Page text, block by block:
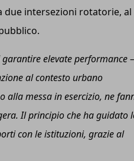
due intersezioni rotatorie, al
elevate performance–
al contesto urbano
alla messa in esercizio, ne
Il principio che ha guidato
con le istituzioni, grazie al